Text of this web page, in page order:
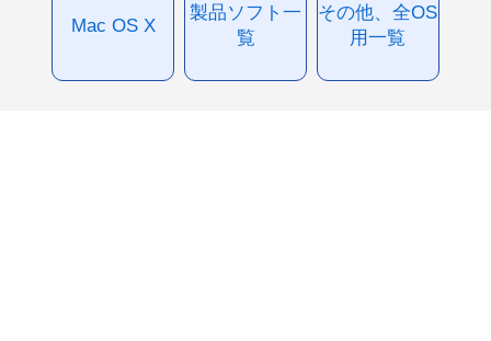
Mac OS X
製品ソフト一
覧
その他、全OS
用一覧